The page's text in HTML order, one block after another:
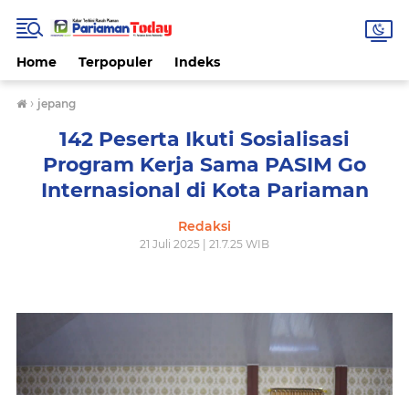
Home Terpopuler Indeks
› jepang
142 Peserta Ikuti Sosialisasi
Program Kerja Sama PASIM Go
Internasional di Kota Pariaman
Redaksi
21 Juli 2025 | 21.7.25 WIB